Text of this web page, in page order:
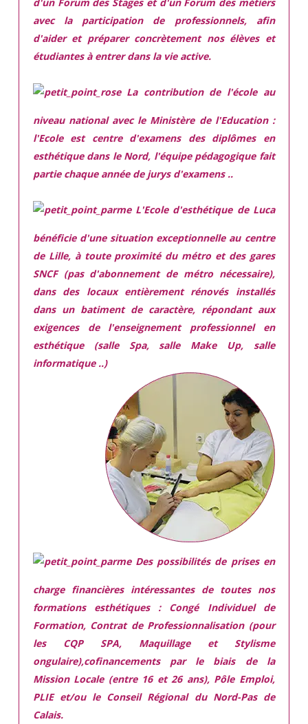
avec la participation de professionnels, afin
d'aider et préparer concrètement nos élèves et
étudiantes à entrer dans la vie active.
La contribution de l'école au
niveau national avec le Ministère de l'Education :
l'Ecole est centre d'examens des diplômes en
esthétique dans le Nord, l'équipe pédagogique fait
partie chaque année de jurys d'examens ..
L'Ecole d'esthétique de Luca
bénéficie d'une situation exceptionnelleau centre
de Lille, à toute proximité du métro et des gares
SNCF (pas d'abonnement de métro nécessaire),
dans des locaux entièrement rénovés installés
dans un batiment de caractère, répondant aux
exigencesde l'enseignement professionnel en
esthétique (salle Spa, salle Make Up, salle
informatique ..)
Des possibilités de prises en
charge financières intéressantes de toutes nos
formations esthétiques :Congé Individuel de
Formation, Contrat de Professionnalisation (pour
les CQP SPA, Maquillage et Stylisme
ongulaire),cofinancements par le biais de la
Mission Locale (entre 16 et 26 ans), Pôle Emploi,
PLIE et/ou le Conseil Régional du Nord-Pas de
Calais.